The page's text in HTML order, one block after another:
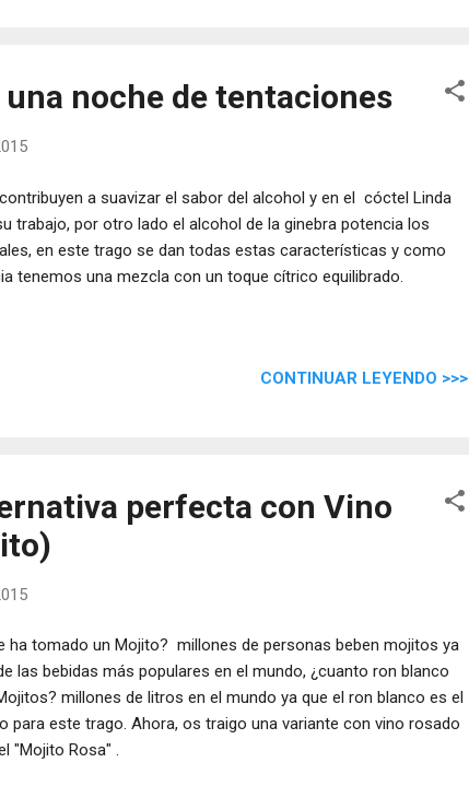
noche de tentaciones
a suavizar el sabor del alcohol y en el cóctel Linda
trabajo, por otro lado el alcohol de la ginebra potencia los
en este trago se dan todas estas características y como
tenemos una mezcla con un toque cítrico equilibrado.
CONTINUAR LEYENDO >>>
perfecta con Vino
ha tomado un Mojito? millones de personas beben mojitos ya
las bebidas más populares en el mundo, ¿cuanto ron blanco
millones de litros en el mundo ya que el ron blanco es el
para este trago. Ahora, os traigo una variante con vino rosado
"Mojito Rosa" .